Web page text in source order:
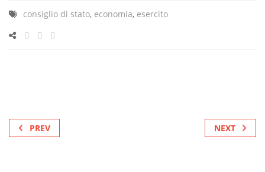
consiglio di stato, economia, esercito
PREV NEXT